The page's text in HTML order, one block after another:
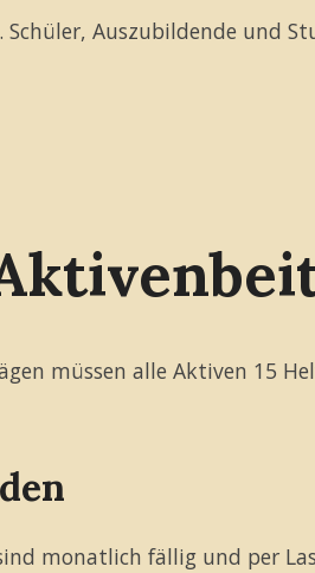
Schüler, Auszubildende und
müssen alle Aktiven 15
monatlich fällig und per